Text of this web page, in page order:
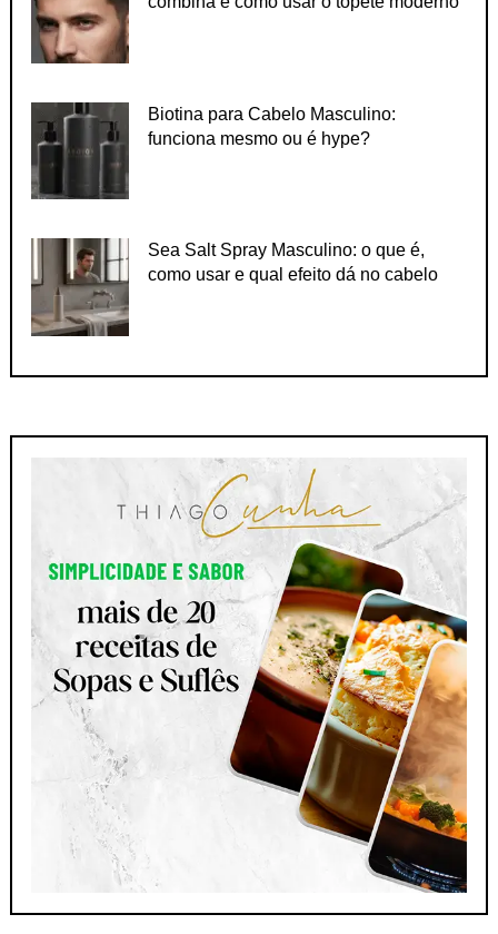
Biotina para Cabelo Masculino:
funciona mesmo ou é hype?
Sea Salt Spray Masculino: o que é,
como usar e qual efeito dá no cabelo